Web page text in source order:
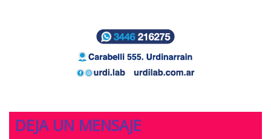
DEJA UN MENSAJE